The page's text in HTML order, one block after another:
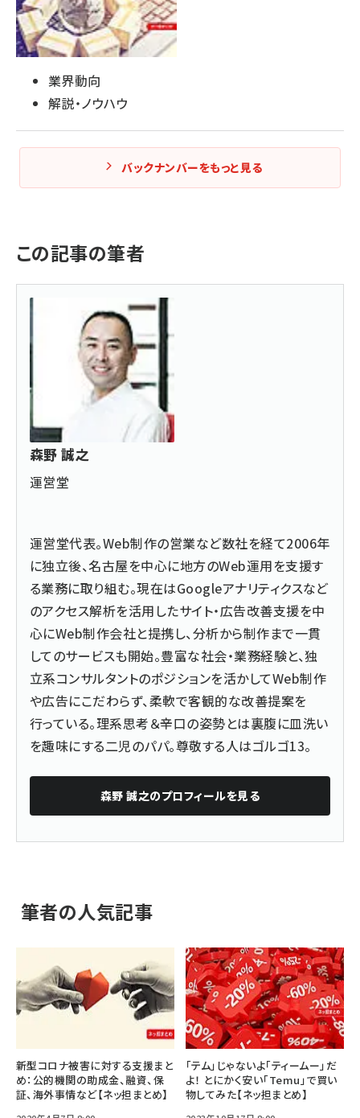
業界動向
解説・ノウハウ
バックナンバーをもっと見る
この記事の筆者
森野 誠之
運営堂
運営堂代表。Web制作の営業など数社を経て2006年
に独立後、名古屋を中心に地方のWeb運用を支援す
る業務に取り組む。現在はGoogleアナリティクスなど
のアクセス解析を活用したサイト・広告改善支援を中
心にWeb制作会社と提携し、分析から制作まで一貫
してのサービスも開始。豊富な社会・業務経験と、独
立系コンサルタントのポジションを活かしてWeb制作
や広告にこだわらず、柔軟で客観的な改善提案を
行っている。理系思考＆辛口の姿勢とは裏腹に皿洗い
を趣味にする二児のパパ。尊敬する人はゴルゴ13。
森野 誠之のプロフィールを見る
筆者の人気記事
新型コロナ被害に対する支援まと
め：公的機関の助成金、融資、保
証、海外事情など【ネッ担まとめ】
「テム」じゃないよ「ティームー」だ
よ！ とにかく安い「Temu」で買い
物してみた【ネッ担まとめ】